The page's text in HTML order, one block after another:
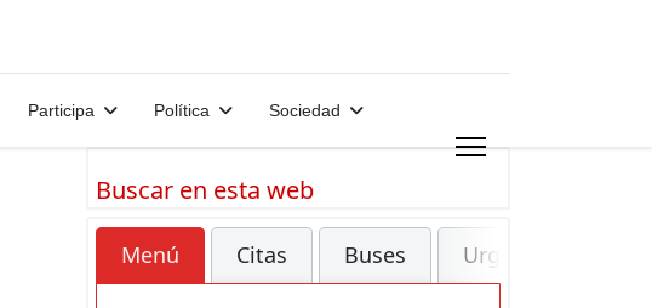
Participa Política Sociedad
Buscar en esta web
Menú Citas Buses Urgencias